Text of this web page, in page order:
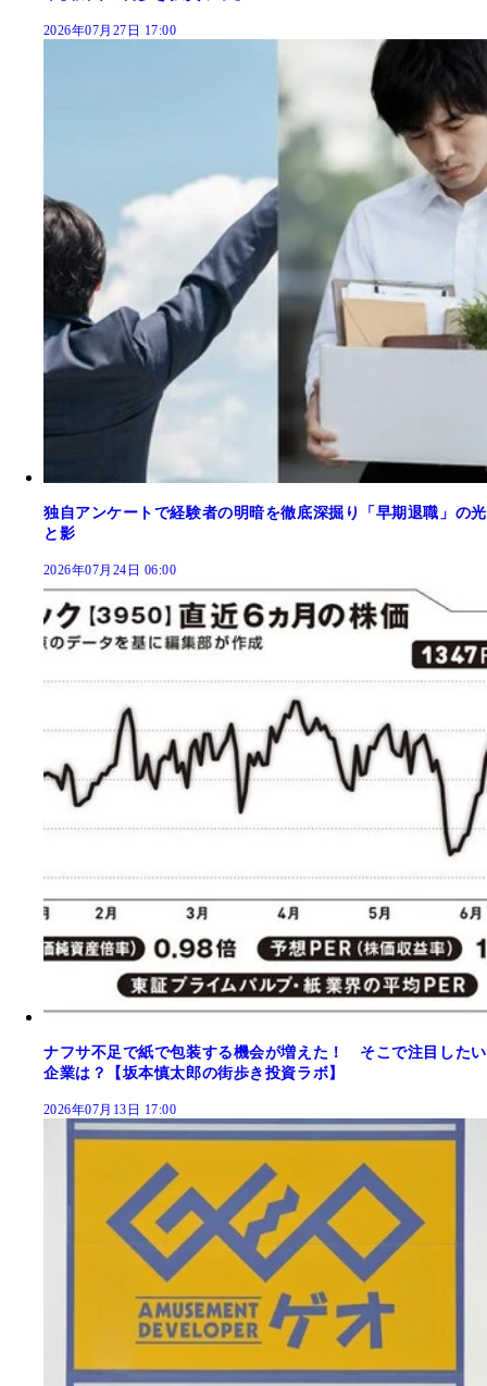
2026年07月27日 17:00
独自アンケートで経験者の明暗を徹底深掘り「早期退職」の光
と影
2026年07月24日 06:00
ナフサ不足で紙で包装する機会が増えた！ そこで注目したい
企業は？【坂本慎太郎の街歩き投資ラボ】
2026年07月13日 17:00